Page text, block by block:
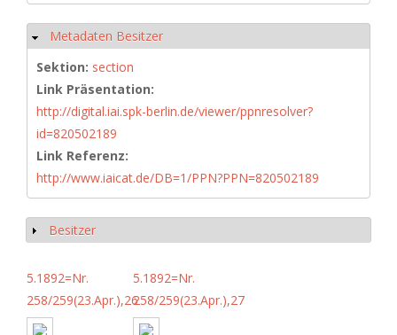
Ausblenden
Metadaten Besitzer
Sektion: section
Link Präsentation:
http://digital.iai.spk-berlin.de/viewer/ppnresolver?
id=820502189
Link Referenz:
http://www.iaicat.de/DB=1/PPN?PPN=820502189
Anzeigen
Besitzer
5.1892=Nr.
258/259(23.Apr.),26
5.1892=Nr.
258/259(23.Apr.),27